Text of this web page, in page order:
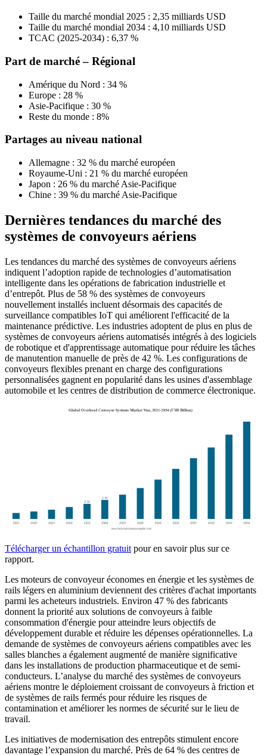
Taille du marché mondial 2025 : 2,35 milliards USD
Taille du marché mondial 2034 : 4,10 milliards USD
TCAC (2025-2034) : 6,37 %
Part de marché – Régional
Amérique du Nord : 34 %
Europe : 28 %
Asie-Pacifique : 30 %
Reste du monde : 8%
Partages au niveau national
Allemagne : 32 % du marché européen
Royaume-Uni : 21 % du marché européen
Japon : 26 % du marché Asie-Pacifique
Chine : 39 % du marché Asie-Pacifique
Dernières tendances du marché des
systèmes de convoyeurs aériens
Les tendances du marché des systèmes de convoyeurs aériens
indiquent l’adoption rapide de technologies d’automatisation
intelligente dans les opérations de fabrication industrielle et
d’entrepôt. Plus de 58 % des systèmes de convoyeurs
nouvellement installés incluent désormais des capacités de
surveillance compatibles IoT qui améliorent l'efficacité de la
maintenance prédictive. Les industries adoptent de plus en plus de
systèmes de convoyeurs aériens automatisés intégrés à des logiciels
de robotique et d'apprentissage automatique pour réduire les tâches
de manutention manuelle de près de 42 %. Les configurations de
convoyeurs flexibles prenant en charge des configurations
personnalisées gagnent en popularité dans les usines d'assemblage
automobile et les centres de distribution de commerce électronique.
Télécharger un échantillon gratuit pour en savoir plus sur ce
rapport.
Les moteurs de convoyeur économes en énergie et les systèmes de
rails légers en aluminium deviennent des critères d'achat importants
parmi les acheteurs industriels. Environ 47 % des fabricants
donnent la priorité aux solutions de convoyeurs à faible
consommation d'énergie pour atteindre leurs objectifs de
développement durable et réduire les dépenses opérationnelles. La
demande de systèmes de convoyeurs aériens compatibles avec les
salles blanches a également augmenté de manière significative
dans les installations de production pharmaceutique et de semi-
conducteurs. L’analyse du marché des systèmes de convoyeurs
aériens montre le déploiement croissant de convoyeurs à friction et
de systèmes de rails fermés pour réduire les risques de
contamination et améliorer les normes de sécurité sur le lieu de
travail.
Les initiatives de modernisation des entrepôts stimulent encore
davantage l’expansion du marché. Près de 64 % des centres de